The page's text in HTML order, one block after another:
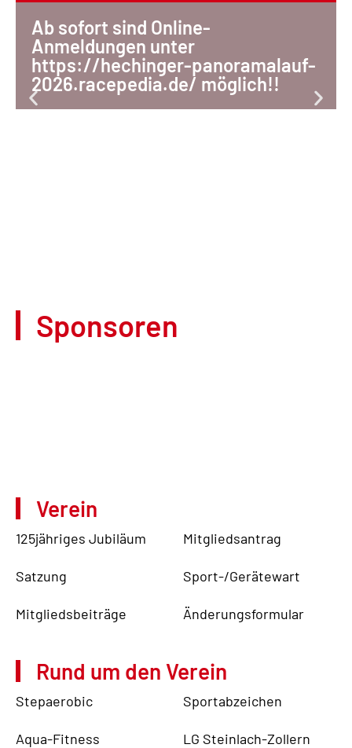
Ab sofort sind Online-
Anmeldungen unter
https://hechinger-panoramalauf-
2026.racepedia.de/ möglich!!
Sponsoren
Verein
125jähriges Jubiläum
Satzung
Mitgliedsbeiträge
Mitgliedsantrag
Sport-/Gerätewart
Änderungsformular
Rund um den Verein
Stepaerobic
Aqua-Fitness
Sportabzeichen
LG Steinlach-Zollern